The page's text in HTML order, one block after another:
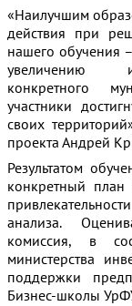
«Наилучшим
действия при
нашего обучения
увеличению
конкретного
участники
своих
проекта Андрей
Результатом
конкретный
анализа.
комиссия, в
министерства
поддержки
Бизнес-школы